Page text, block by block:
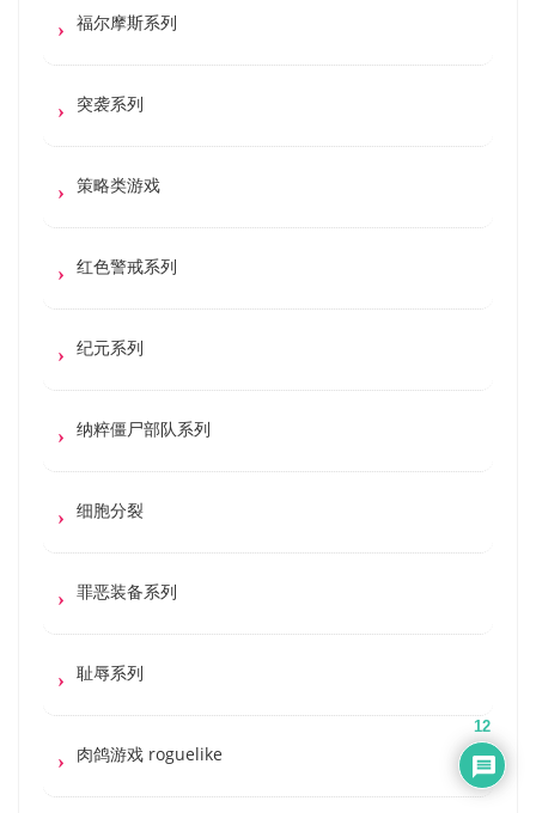
福尔摩斯系列
突袭系列
策略类游戏
红色警戒系列
纪元系列
纳粹僵尸部队系列
细胞分裂
罪恶装备系列
耻辱系列
肉鸽游戏 roguelike
12